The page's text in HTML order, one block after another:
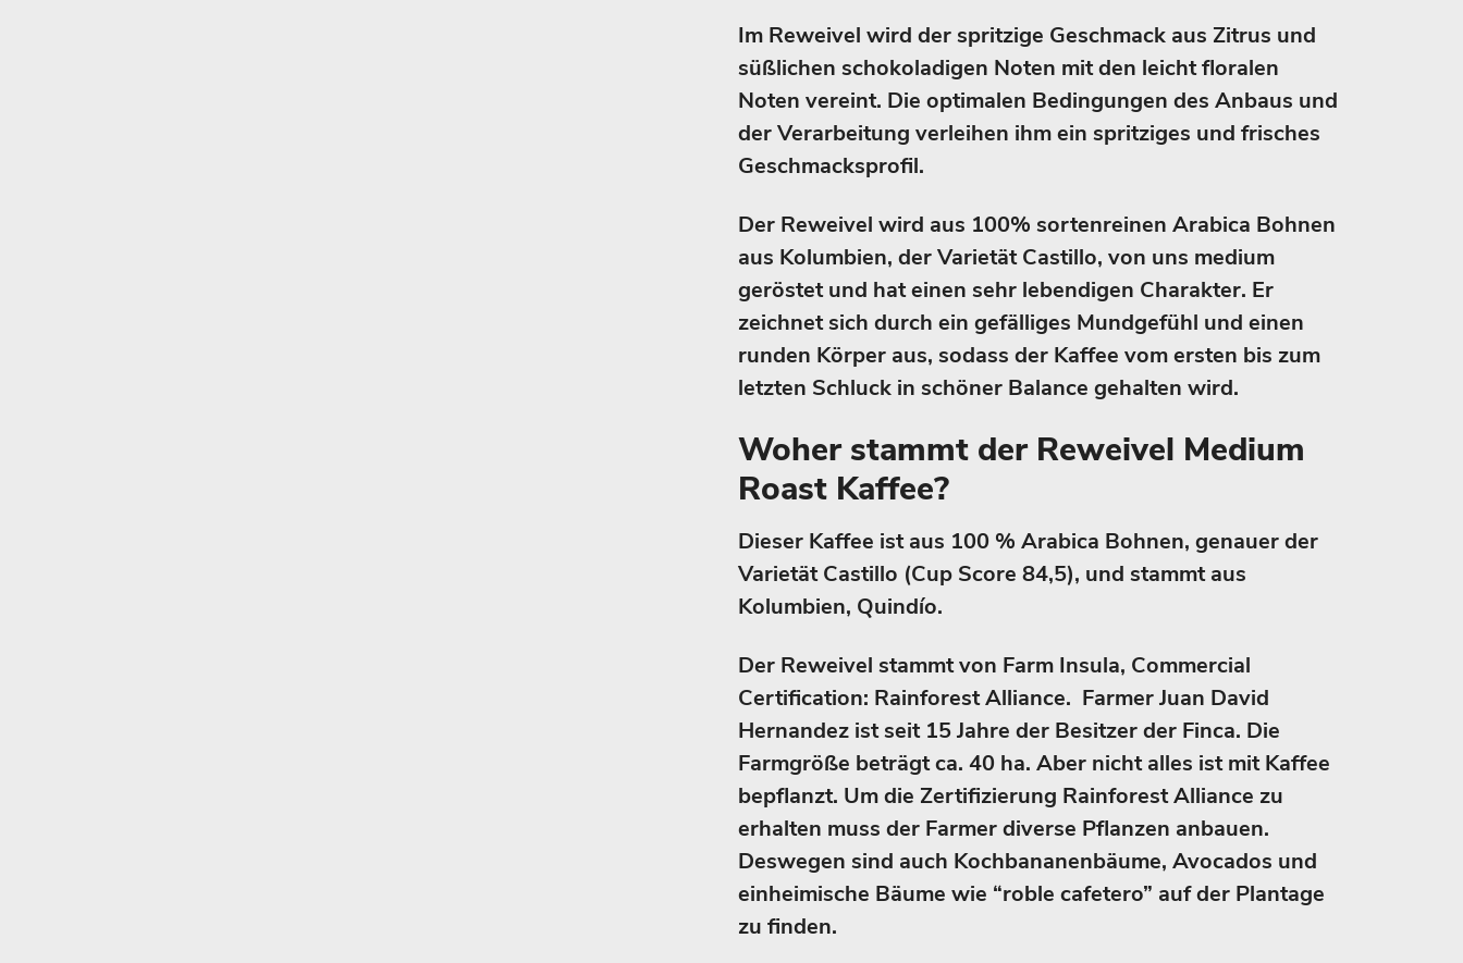
Im Reweivel wird der spritzige Geschmack aus Zitrus und
süßlichen schokoladigen Noten mit den leicht floralen
Noten vereint. Die optimalen Bedingungen des Anbaus und
der Verarbeitung verleihen ihm ein spritziges und frisches
Geschmacksprofil.
Der Reweivel wird aus 100% sortenreinen Arabica Bohnen
aus Kolumbien, der Varietät Castillo, von uns medium
geröstet und hat einen sehr lebendigen Charakter. Er
zeichnet sich durch ein gefälliges Mundgefühl und einen
runden Körper aus, sodass der Kaffee vom ersten bis zum
letzten Schluck in schöner Balance gehalten wird.
Woher stammt der Reweivel Medium
Roast Kaffee?
Dieser Kaffee ist aus 100 % Arabica Bohnen, genauer der
Varietät Castillo (Cup Score 84,5), und stammt aus
Kolumbien, Quindío.
Der Reweivel stammt von Farm Insula, Commercial
Certification: Rainforest Alliance. Farmer Juan David
Hernandez ist seit 15 Jahre der Besitzer der Finca. Die
Farmgröße beträgt ca. 40 ha. Aber nicht alles ist mit Kaffee
bepflanzt. Um die Zertifizierung Rainforest Alliance zu
erhalten muss der Farmer diverse Pflanzen anbauen.
Deswegen sind auch Kochbananenbäume, Avocados und
einheimische Bäume wie “roble cafetero” auf der Plantage
zu finden.